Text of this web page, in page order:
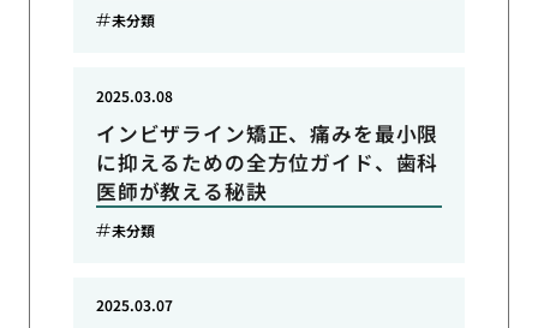
未分類
インビザライン矯正、痛みを最小限
に抑えるための全方位ガイド、歯科
医師が教える秘訣
2025.03.08
未分類
2025.03.07